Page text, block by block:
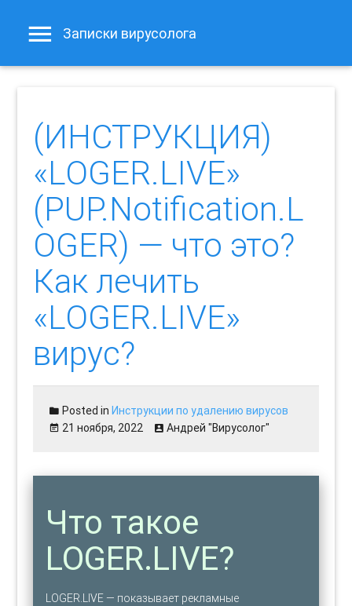
Записки вирусолога
(ИНСТРУКЦИЯ)
«LOGER.LIVE»
(PUP.Notification.L
OGER) — что это?
Как лечить
«LOGER.LIVE»
вирус?
Posted inИнструкции по удалению вирусов
21 ноября, 2022
Андрей "Вирусолог"
Что такое
LOGER.LIVE?
LOGER.LIVE — показывает рекламные